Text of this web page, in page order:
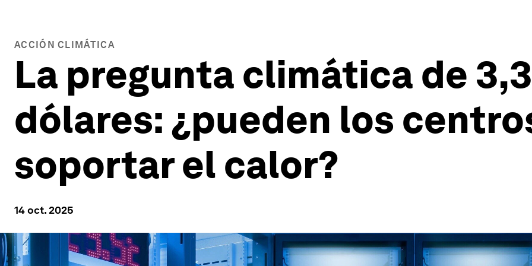
ACCIÓN CLIMÁTICA
La pregunta climática de
dólares: ¿pueden los
soportar el calor?
14 oct. 2025